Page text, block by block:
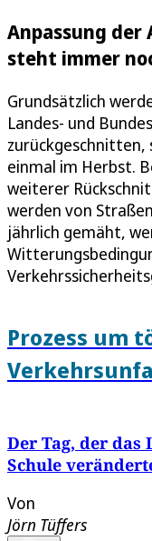
Anpassung
steht immer
Grundsätzlich
Landes- und
zurückgeschnitten,
einmal im Herbst.
weiterer
werden von
jährlich gemäht,
Prozess um
Der Tag, der
Schule
Von
Jörn Tüffers